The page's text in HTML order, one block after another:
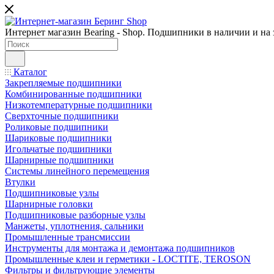
Интернет магазин Bearing - Shop. Подшипники в наличии и на
Каталог
Закрепляемые подшипники
Комбинированные подшипники
Низкотемпературные подшипники
Сверхточные подшипники
Роликовые подшипники
Шариковые подшипники
Игольчатые подшипники
Шарнирные подшипники
Системы линейного перемещения
Втулки
Подшипниковые узлы
Шарнирные головки
Подшипниковые разборные узлы
Манжеты, уплотнения, сальники
Промышленные трансмиссии
Инструменты для монтажа и демонтажа подшипников
Промышленные клеи и герметики - LOCTITE, TEROSON
Фильтры и фильтрующие элементы